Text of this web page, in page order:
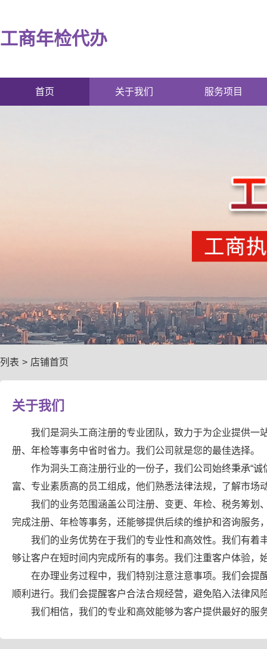
工商年检代办
首页 关于我们 服务项目
列表 > 店铺首页
关于我们
我们是洞头工商注册的专业团队，致力于为企业提供一
册、年检等事务中省时省力。我们公司就是您的最佳选择。
作为洞头工商注册行业的一份子，我们公司始终秉承“
富、专业素质高的员工组成，他们熟悉法律法规，了解市场
我们的业务范围涵盖公司注册、变更、年检、税务筹划
完成注册、年检等事务，还能够提供后续的维护和咨询服务
我们的业务优势在于我们的专业性和高效性。我们有着
够让客户在短时间内完成所有的事务。我们注重客户体验，
在办理业务过程中，我们特别注意注意事项。我们会提
顺利进行。我们会提醒客户合法合规经营，避免陷入法律风
我们相信，我们的专业和高效能够为客户提供最好的服